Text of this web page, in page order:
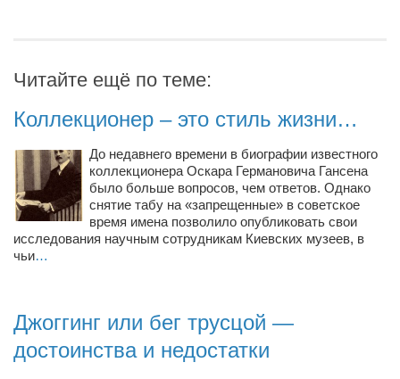
Анна Гидора
Ирина Проценко
Александр Садовский
Сергей Степанов
Гостиная
Он и Она
Читайте ещё по теме:
Коллекционер – это стиль жизни…
До недавнего времени в биографии известного
коллекционера Оскара Германовича Гансена
было больше вопросов, чем ответов. Однако
снятие табу на «запрещенные» в советское
время имена позволило опубликовать свои
исследования научным сотрудникам Киевских музеев, в
чьи…
Джоггинг или бег трусцой —
достоинства и недостатки